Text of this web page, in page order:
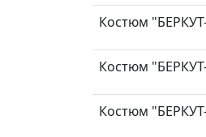
Костюм
Костюм
Костюм